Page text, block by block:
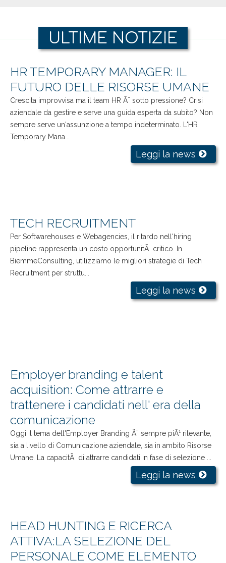
ULTIME NOTIZIE
HR TEMPORARY MANAGER: IL
FUTURO DELLE RISORSE UMANE
Crescita improvvisa ma il team HR Ã¨ sotto pressione? Crisi
aziendale da gestire e serve una guida esperta da subito? Non
sempre serve un'assunzione a tempo indeterminato. L'HR
Temporary Mana...
Leggi la news
TECH RECRUITMENT
Per Softwarehouses e Webagencies, il ritardo nell'hiring
pipeline rappresenta un costo opportunitÃ critico. In
BiemmeConsulting, utilizziamo le migliori strategie di Tech
Recruitment per struttu...
Leggi la news
Employer branding e talent
acquisition: Come attrarre e
trattenere i candidati nell' era della
comunicazione
Oggi il tema dell'Employer Branding Ã¨ sempre piÃ¹ rilevante,
sia a livello di Comunicazione aziendale, sia in ambito Risorse
Umane. La capacitÃ di attrarre candidati in fase di selezione ...
Leggi la news
HEAD HUNTING E RICERCA
ATTIVA:LA SELEZIONE DEL
PERSONALE COME ELEMENTO